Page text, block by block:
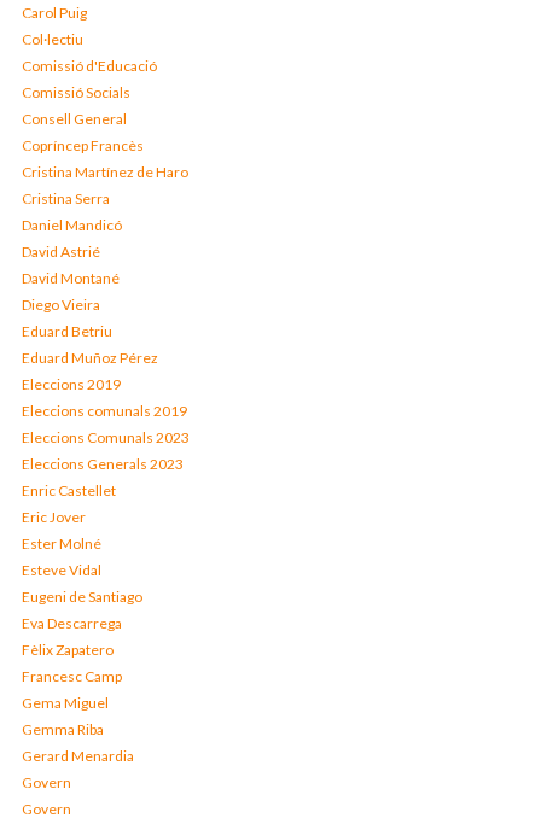
Carol Puig
Col·lectiu
Comissió d'Educació
Comissió Socials
Consell General
Copríncep Francès
Cristina Martínez de Haro
Cristina Serra
Daniel Mandicó
David Astrié
David Montané
Diego Vieira
Eduard Betriu
Eduard Muñoz Pérez
Eleccions 2019
Eleccions comunals 2019
Eleccions Comunals 2023
Eleccions Generals 2023
Enric Castellet
Eric Jover
Ester Molné
Esteve Vidal
Eugeni de Santiago
Eva Descarrega
Fèlix Zapatero
Francesc Camp
Gema Miguel
Gemma Riba
Gerard Menardia
Govern
Govern